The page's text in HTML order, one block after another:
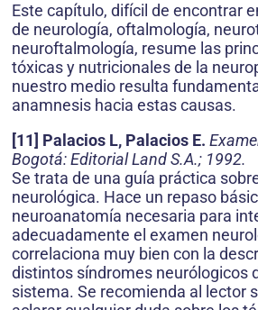
Este capítulo, difícil de encontrar
de neurología, oftalmología,
neuroftalmología, resume las
tóxicas y nutricionales de la
nuestro medio resulta
anamnesis hacia estas causas.
[11] Palacios L, Palacios E.
Bogotá: Editorial Land S.A.; 1992.
Se trata de una guía práctica
neurológica. Hace un repaso
neuroanatomía necesaria para
adecuadamente el examen
correlaciona muy bien con la
distintos síndromes neurólogicos
sistema. Se recomienda al lector